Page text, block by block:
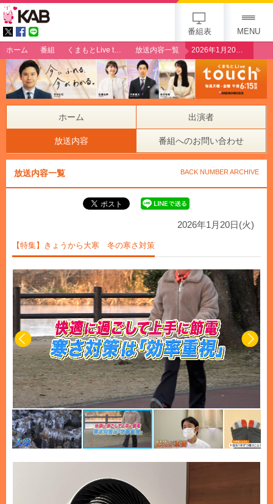
番組表 MENU
ホーム 番組 くまもとLive touch 放送内容一覧 2026年1月20日（火）【特集】きょうから大寒 冬の寒さ対策
ホーム 出演者
放送内容 番組へのお問い合わせ
放送内容一覧 BACK NUMBER ARCHIVE
2026年1月20日(火)
【特集】きょうから大寒 冬の寒さ対策